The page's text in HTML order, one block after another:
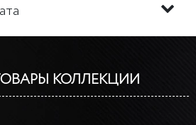
КОЛЛЕКЦИИ